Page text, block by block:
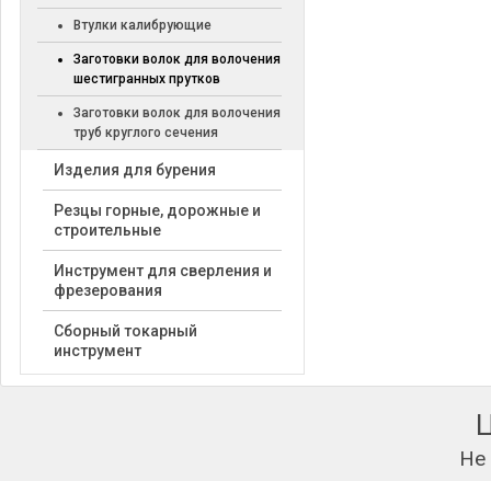
Втулки калибрующие
Заготовки волок для волочения
шестигранных прутков
Заготовки волок для волочения
труб круглого сечения
Изделия для бурения
Резцы горные, дорожные и
строительные
Инструмент для сверления и
фрезерования
Сборный токарный
инструмент
Не